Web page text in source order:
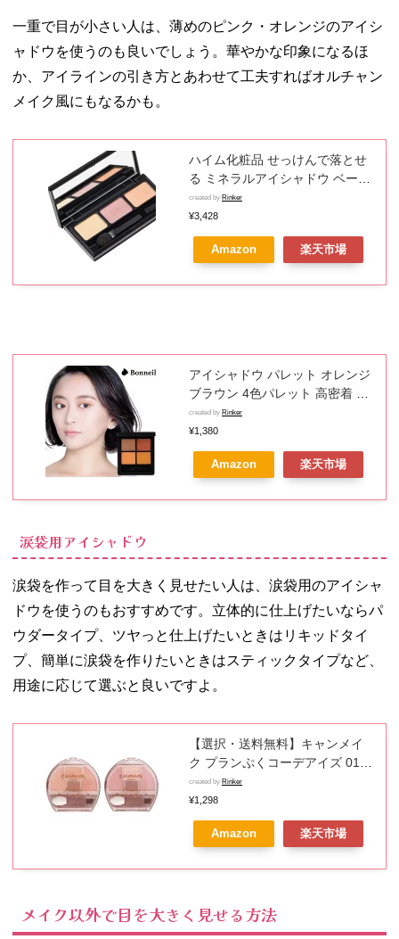
一重で目が小さい人は、薄めのピンク・オレンジのアイシ
ャドウを使うのも良いでしょう。華やかな印象になるほ
か、アイラインの引き方とあわせて工夫すればオルチャン
メイク風にもなるかも。
ハイム化粧品 せっけんで落とせ
る ミネラルアイシャドウ ベージ
ュ、ピンク、オレンジの3色入り
パレット (3.6g)×1個
4976621015111【ST10】
created by Rinker
¥3,428
Amazon 楽天市場
アイシャドウ パレット オレンジ
ブラウン 4色パレット 高密着 高
発色 コスメ イエベ メイク プチ
プラ 優秀 リッチな質感 上品な輝
き 微細パール 艶感 アイカラー
透明感際立つ Bonneil ボヌール
created by Rinker
¥1,380
Amazon 楽天市場
涙袋用アイシャドウ
涙袋を作って目を大きく見せたい人は、涙袋用のアイシャ
ドウを使うのもおすすめです。立体的に仕上げたいならパ
ウダータイプ、ツヤっと仕上げたいときはリキッドタイ
プ、簡単に涙袋を作りたいときはスティックタイプなど、
用途に応じて選ぶと良いですよ。
【選択・送料無料】キャンメイ
ク プランぷくコーデアイズ 01
アプリコットプランぷく02 サク
ラプランぷく ナチュラルな印象
になるコーラルカラー
created by Rinker
¥1,298
Amazon 楽天市場
メイク以外で目を大きく見せる方法